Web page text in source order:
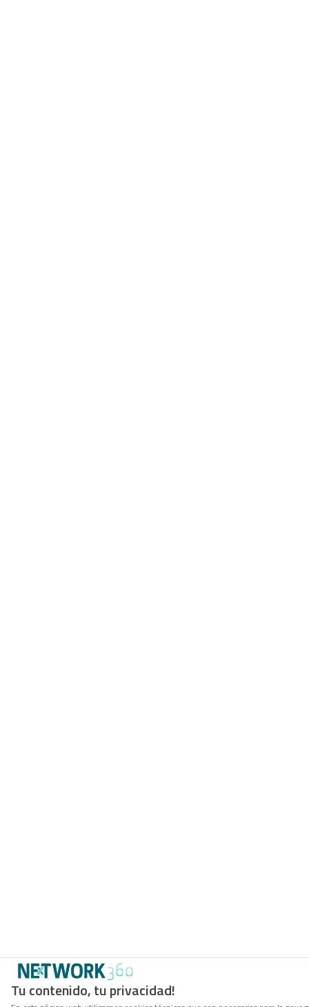
Tu contenido, tu privacidad!